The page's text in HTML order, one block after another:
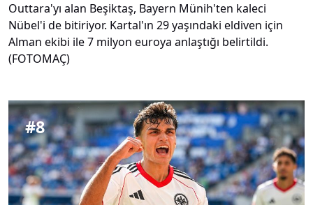
Outtara'yı alan Beşiktaş, Bayern Münih'ten kaleci
Nübel'i de bitiriyor. Kartal'ın 29 yaşındaki eldiven için
Alman ekibi ile 7 milyon euroya anlaştığı belirtildi.
(FOTOMAÇ)
#8